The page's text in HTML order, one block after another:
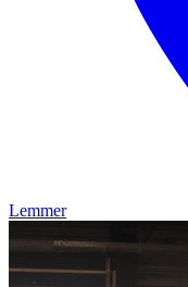
Lemmer